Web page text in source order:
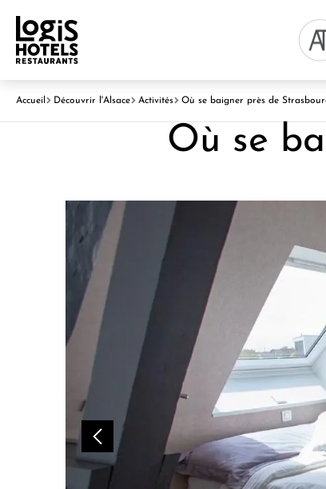
Accueil Découvrir l'Alsace Activités Où se baigner près de
Où se